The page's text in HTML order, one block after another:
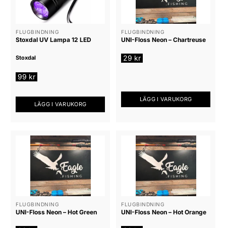
FLUGBINDNING
Stoxdal UV Lampa 12 LED
Stoxdal
99 kr
LÄGG I VARUKORG
FLUGBINDNING
UNI-Floss Neon – Chartreuse
29 kr
LÄGG I VARUKORG
FLUGBINDNING
UNI-Floss Neon – Hot Green
FLUGBINDNING
UNI-Floss Neon – Hot Orange